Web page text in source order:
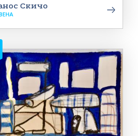
Скичо